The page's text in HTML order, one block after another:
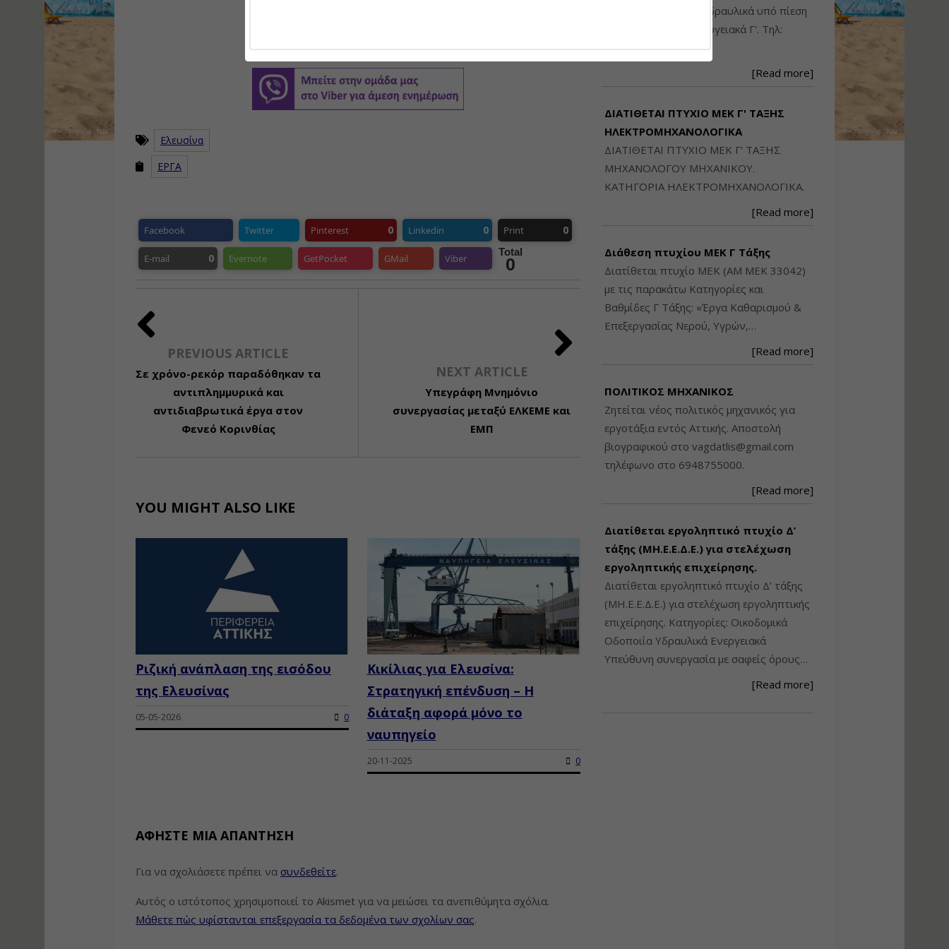
Ελευσίνα
ΕΡΓΑ
Facebook Twitter Pinterest 0 Linkedin 0 Print 0
E-mail 0 Evernote GetPocket GMail Viber
Total
0
PREVIOUS ARTICLE
Σε χρόνο-ρεκόρ παραδόθηκαν τα
αντιπλημμυρικά και
αντιδιαβρωτικά έργα στον
Φενεό Κορινθίας
NEXT ARTICLE
Υπεγράφη Μνημόνιο
συνεργασίας μεταξύ ΕΛΚΕΜΕ και
ΕΜΠ
YOU MIGHT ALSO LIKE
Ριζική ανάπλαση της εισόδου
της Ελευσίνας
05-05-2026 0
Κικίλιας για Ελευσίνα:
Στρατηγική επένδυση – Η
διάταξη αφορά μόνο το
ναυπηγείο
20-11-2025 0
ΑΦΉΣΤΕ ΜΙΑ ΑΠΆΝΤΗΣΗ
Για να σχολιάσετε πρέπει να συνδεθείτε.
Αυτός ο ιστότοπος χρησιμοποιεί το Akismet για να μειώσει τα ανεπιθύμητα σχόλια.
Μάθετε πώς υφίστανται επεξεργασία τα δεδομένα των σχολίων σας.
Μηχανικού: Η/Μ Γ', Υδραυλικά υπό πίεση
Β', Βιομηχανικά - Ενεργειακά Γ'. Τηλ:
6948250871
[Read more]
ΔΙΑΤΙΘΕΤΑΙ ΠΤΥΧΙΟ ΜΕΚ Γ' ΤΑΞΗΣ
ΗΛΕΚΤΡΟΜΗΧΑΝΟΛΟΓΙΚΑ
ΔΙΑΤΙΘΕΤΑΙ ΠΤΥΧΙΟ ΜΕΚ Γ' ΤΑΞΗΣ
ΜΗΧΑΝΟΛΟΓΟΥ ΜΗΧΑΝΙΚΟΥ.
ΚΑΤΗΓΟΡΙΑ ΗΛΕΚΤΡΟΜΗΧΑΝΟΛΟΓΙΚΑ.
[Read more]
Διάθεση πτυχίου ΜΕΚ Γ Τάξης
Διατίθεται πτυχίο ΜΕΚ (ΑΜ ΜΕΚ 33042)
με τις παρακάτω Κατηγορίες και
Βαθμίδες Γ Τάξης: «Έργα Καθαρισμού &
Επεξεργασίας Νερού, Υγρών,…
[Read more]
ΠΟΛΙΤΙΚΟΣ ΜΗΧΑΝΙΚΟΣ
Ζητείται νέος πολιτικός μηχανικός για
εργοτάξια εντός Αττικής. Αποστολή
βιογραφικού στο vagdatlis@gmail.com
τηλέφωνο στο 6948755000.
[Read more]
Διατίθεται εργοληπτικό πτυχίο Δ’
τάξης (ΜΗ.Ε.Ε.Δ.Ε.) για στελέχωση
εργοληπτικής επιχείρησης.
Διατίθεται εργοληπτικό πτυχίο Δ’ τάξης
(ΜΗ.Ε.Ε.Δ.Ε.) για στελέχωση εργοληπτικής
επιχείρησης. Κατηγορίες: Οικοδομικά
Οδοποιία Υδραυλικά Ενεργειακά
Υπεύθυνη συνεργασία με σαφείς όρους…
[Read more]
Ταυτότητα Κτιρίου/
Αυτοτελούς
ιδιοκτησίας – Θεωρία
και Πράξη (2024)
Αναστασία Μητρακάκη
Πολεοδομικού
Σχεδιασμού Εντός
Ορίων Πόλεων και
Οικισμών και Εκτός
Εισηγήτρια:
Τιμή από: €145.00
Διάρκεια: 8 ώρες
τεχνολογίας
φωτισμού LED και
Εισηγητής:Στέφανος Τουλόγλου
Τιμή από: €190.00
Διάρκεια: 12 ώρες
Εκπόνηση Τοπικών και
Εισηγητής:
Τιμή από: €130.00
Διάρκεια: 6 ώρες
Επίβλεψη Δημοσίων
Έργων με τον
Ν.4782/2021